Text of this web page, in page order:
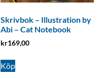
Skrivbok – Illustration by
Abi – Cat Notebook
kr169,00
Köp